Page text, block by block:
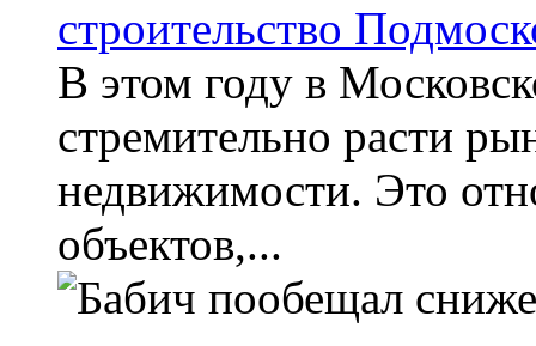
строительство
В этом году в
стремительно расти
недвижимости. Это
объектов,...